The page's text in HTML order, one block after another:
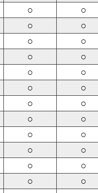
○ ○
○ ○
○ ○
○ ○
○ ○
○ ○
○ ○
○ ○
○ ○
○ ○
○ ○
○ ○